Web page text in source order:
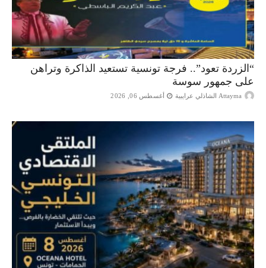
“الزردة تعود”.. فرجة تونسية تستعيد الذاكرة وتراهن
على جمهور سوسة
Attayma الشاذلي عرايبية أغسطس 06, 2026